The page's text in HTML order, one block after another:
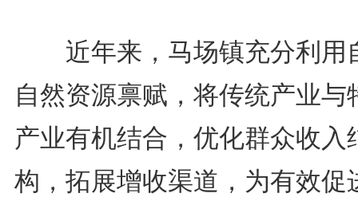
近年来，马场镇充分利用
自然资源禀赋，将传统产业与
产业有机结合，优化群众收入
构，拓展增收渠道，为有效促